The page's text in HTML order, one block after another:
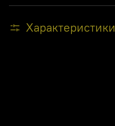
Характеристики